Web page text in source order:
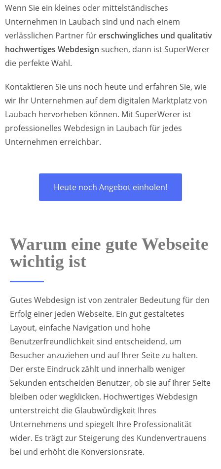
Wenn Sie ein kleines oder mittelständisches
Unternehmen in Laubach sind und nach einem
verlässlichen Partner fürerschwingliches und qualitativ
hochwertiges Webdesign suchen, dann ist SuperWerer
die perfekte Wahl.
Kontaktieren Sie uns noch heute und erfahren Sie, wie
wir Ihr Unternehmen auf dem digitalen Marktplatz von
Laubach hervorheben können. Mit SuperWerer ist
professionelles Webdesign in Laubach für jedes
Unternehmen erreichbar.
Heute noch Angebot einholen!
Warum eine gute Webseite
wichtig ist
Gutes Webdesign ist von zentraler Bedeutung für den
Erfolg einer jeden Webseite. Ein gut gestaltetes
Layout, einfache Navigation und hohe
Benutzerfreundlichkeit sind entscheidend, um
Besucher anzuziehen und auf Ihrer Seite zu halten.
Der erste Eindruck zählt und innerhalb weniger
Sekunden entscheiden Benutzer, ob sie auf Ihrer Seite
bleiben oder wegklicken. Hochwertiges Webdesign
unterstreicht die Glaubwürdigkeit Ihres
Unternehmens und spiegelt Ihre Professionalität
wider. Es trägt zur Steigerung des Kundenvertrauens
bei und erhöht die Konversionsrate.